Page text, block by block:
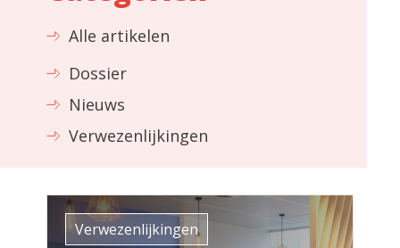
Alle artikelen
Dossier
Nieuws
Verwezenlijkingen
Verwezenlijkingen